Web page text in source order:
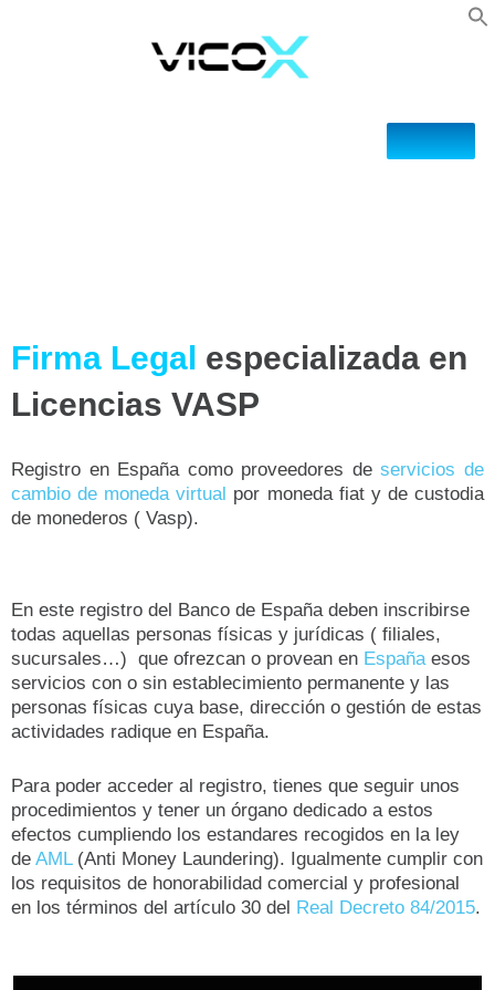
Firma Legal especializada en
Licencias VASP
Registro en España como proveedores deservicios de
cambio de moneda virtual por moneda fiat y de custodia
de monederos ( Vasp).
En este registro del Banco de España deben inscribirse
todas aquellas personas físicas y jurídicas ( filiales,
sucursales…) que ofrezcan o provean en Españaesos
servicios con o sin establecimiento permanente y las
personas físicas cuya base, dirección o gestión de estas
actividades radique en España.
Para poder acceder al registro, tienes que seguir unos
procedimientos y tener un órgano dedicado a estos
efectos cumpliendo los estandares recogidos en la ley
de AML(Anti Money Laundering). Igualmente cumplir con
los requisitos de honorabilidad comercial y profesional
en los términos del artículo 30 del
Real Decreto 84/2015.